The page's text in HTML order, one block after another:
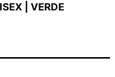
| VERDE